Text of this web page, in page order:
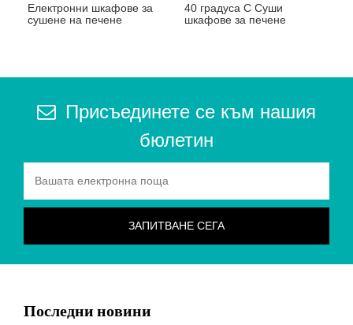
Електронни шкафове за
сушене на печене
40 градуса C Суши
шкафове за печене
Присъединете се към нашия
бюлетин
Последни новини